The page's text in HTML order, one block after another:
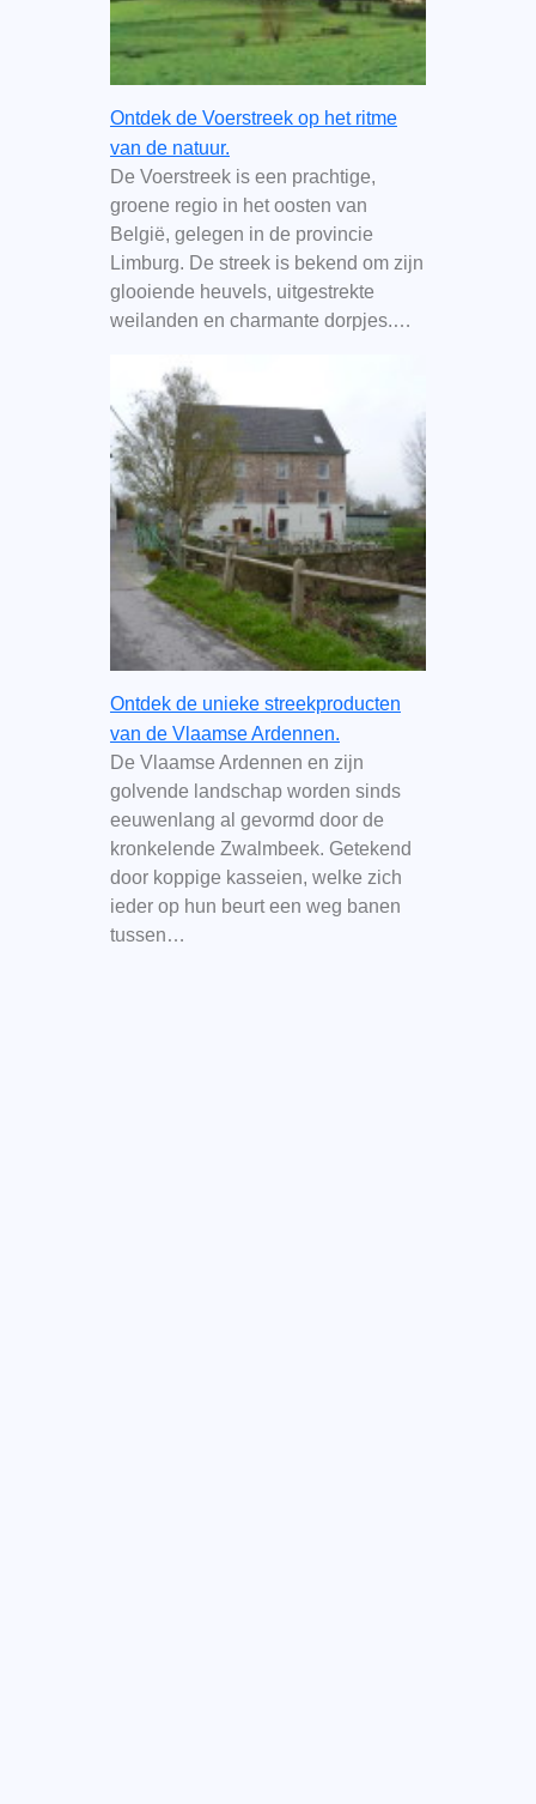
Ontdek de Voerstreek op het ritme
van de natuur.
De Voerstreek is een prachtige,
groene regio in het oosten van
België, gelegen in de provincie
Limburg. De streek is bekend om zijn
glooiende heuvels, uitgestrekte
weilanden en charmante dorpjes.…
Ontdek de unieke streekproducten
van de Vlaamse Ardennen.
De Vlaamse Ardennen en zijn
golvende landschap worden sinds
eeuwenlang al gevormd door de
kronkelende Zwalmbeek. Getekend
door koppige kasseien, welke zich
ieder op hun beurt een weg banen
tussen…